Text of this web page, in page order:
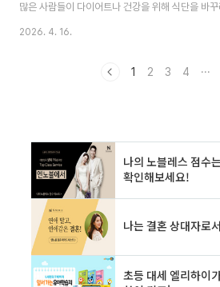
많은 사람들이 다이어트나 건강을 위해 식단을 바
법을 선택하다가 오히려 더 큰 스트레스를 받거나
변화부터 시작해 꾸준히 유지하는 것이 가장 중요
인이 됩니다.반대로 건강한 식습관은 ..
2026. 4. 16.
1 2 3 4 ···